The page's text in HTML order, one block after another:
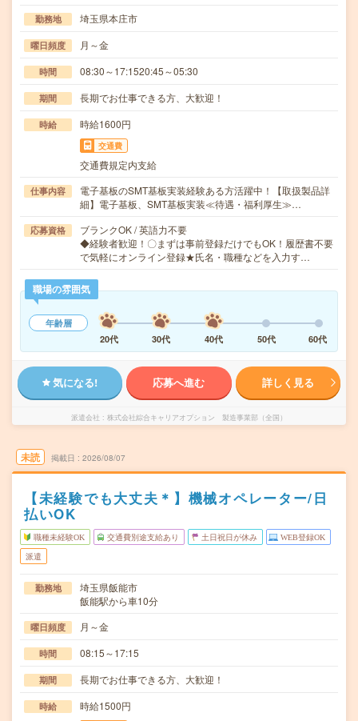
勤務地 埼玉県本庄市
曜日頻度 月～金
時間 08:30～17:1520:45～05:30
期間 長期でお仕事できる方、大歓迎！
時給 時給1600円
交通費
交通費規定内支給
仕事内容
電子基板のSMT基板実装経験ある方活躍中！【取扱製品詳
細】電子基板、SMT基板実装≪待遇・福利厚生≫…
応募資格
ブランクOK / 英語力不要
◆経験者歓迎！〇まずは事前登録だけでもOK！履歴書不要
で気軽にオンライン登録★氏名・職種などを入力す…
職場の雰囲気
年齢層
20代
30代 40代 50代 60代
気になる! 応募へ進む 詳しく見る
派遣会社 株式会社綜合キャリアオプション 製造事業部（全国）
未読 掲載日 2026/08/07
【未経験でも大丈夫＊】機械オペレーター/日
払いOK
職種未経験OK 交通費別途支給あり 土日祝日が休み WEB登録OK
派遣
勤務地
埼玉県飯能市
飯能駅から車10分
曜日頻度 月～金
時間 08:15～17:15
期間 長期でお仕事できる方、大歓迎！
時給 時給1500円